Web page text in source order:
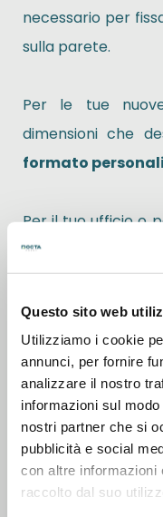
Questo sito web
Utilizziamo i cookie
annunci, per fornire
analizzare il nostro
informazioni sul
nostri partner che si
pubblicità e social
con altre informazioni
raccolto dal suo
necessario per
sulla parete.
Per le tue
dimensioni che
formato
Per il tuo ufficio o
targhe
o quello che
per identificare
o come
puoi contare su
garantirti la
Plexiglass, che
altissimo livello.